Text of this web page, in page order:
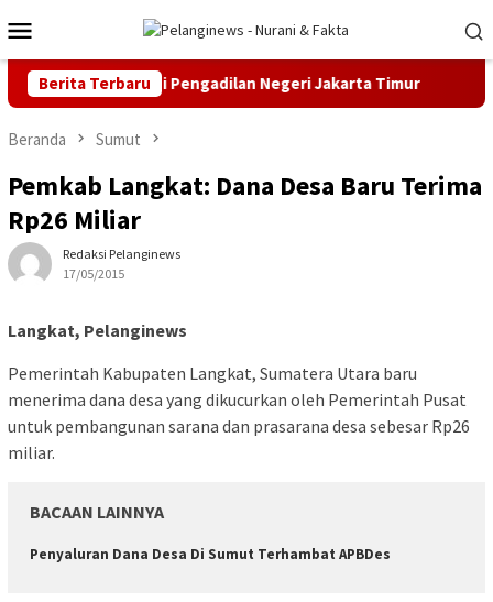
ke
kontenMobile
Berita Terbaru
Praperadilan di Pengadilan Negeri Jakarta Timur
Beranda Sumut
Pemkab Langkat: Dana Desa Baru Terima
Rp26 Miliar
Redaksi Pelanginews
17/05/2015
Langkat, Pelanginews
Pemerintah Kabupaten Langkat, Sumatera Utara baru
menerima dana desa yang dikucurkan oleh Pemerintah Pusat
untuk pembangunan sarana dan prasarana desa sebesar Rp26
miliar.
BACAAN LAINNYA
Penyaluran Dana Desa Di Sumut Terhambat APBDes